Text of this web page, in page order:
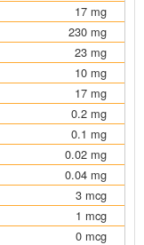
17 mg
230 mg
23 mg
10 mg
17 mg
0.2 mg
0.1 mg
0.02 mg
0.04 mg
3 mcg
1 mcg
0 mcg